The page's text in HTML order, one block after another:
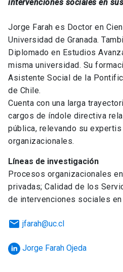
intervenciones sociales en
Jorge Farah es Doctor en
Universidad de Granada.
Diplomado en Estudios
misma universidad. Su
Asistente Social de la
de Chile.
Cuenta con una larga
cargos de índole directiva
pública, relevando su
organizacionales.
Líneas de investigación
Procesos organizacionales
privadas; Calidad de los
de intervenciones sociales
email jfarah@uc.cl
Jorge Farah Ojeda